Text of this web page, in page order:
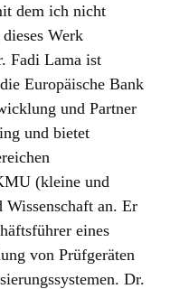
dem ich nicht
Werk
Fadi Lama ist
Europäische Bank
und Partner
und bietet
(kleine und
an. Er
eines
von Prüfgeräten
Dr.